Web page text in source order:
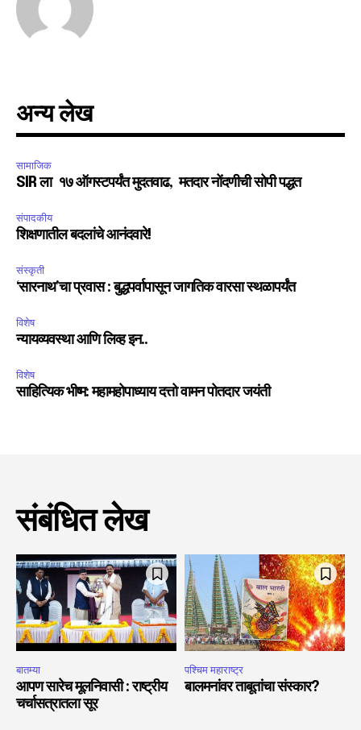
अन्य लेख
सामाजिक
SIR ला १७ ऑगस्टपर्यंत मुदतवाढ, मतदार नोंदणीची सोपी पद्धत
संपादकीय
शिक्षणातील बदलांचे आनंदवारे!
संस्कृती
‘सारनाथ’चा प्रवास : बुद्धपर्वापासून जागतिक वारसा स्थळापर्यंत
विशेष
न्यायव्यवस्था आणि लिव्ह इन..
विशेष
साहित्यिक भीष्म: महामहोपाध्याय दत्तो वामन पोतदार जयंती
संबंधित लेख
बातम्या
आपण सारेच मूलनिवासी : राष्ट्रीय
चर्चासत्रातला सूर
पश्चिम महाराष्ट्र
बालमनांवर ताबूतांचा संस्कार?